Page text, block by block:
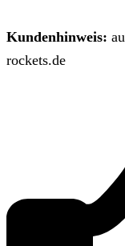
Kundenhinweis:
rockets.de